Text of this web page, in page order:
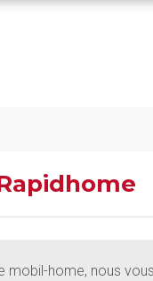
mobil-home, nous